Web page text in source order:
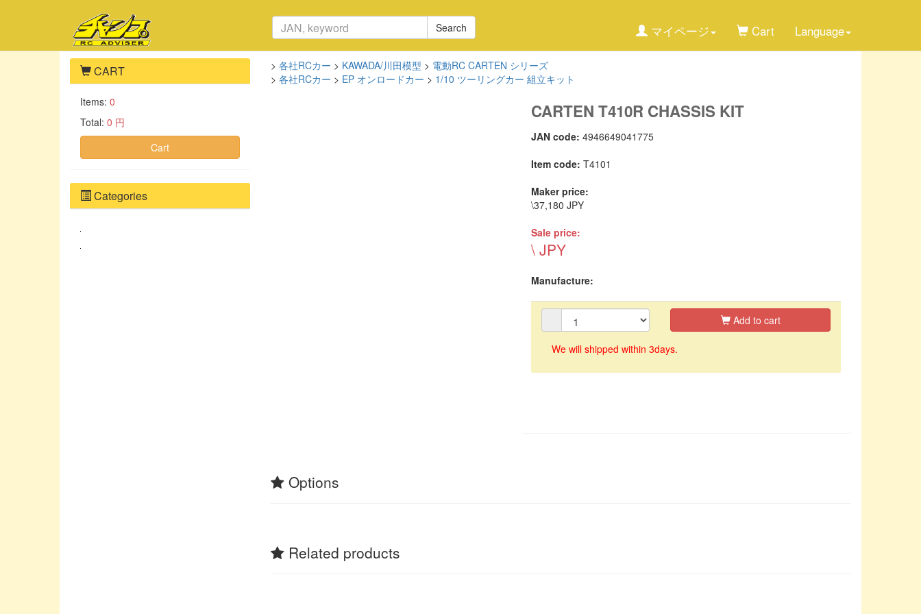
Search マイページ Cart Language
> 各社RCカー > KAWADA/川田模型 > 電動RC CARTEN シリーズ
> 各社RCカー > EP オンロードカー > 1/10 ツーリングカー 組立キット
CARTEN T410R CHASSIS KIT
JAN code:4946649041775
Item code:T4101
Maker price:
\37,180 JPY
Sale price:
\ JPY
Manufacture:
Add to cart
We will shipped within 3days.
Options
Related products
CART
Items: 0
Total: 0 円
Cart
Categories